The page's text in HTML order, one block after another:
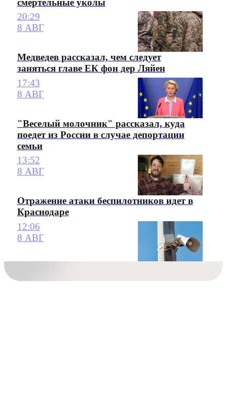
20:29
8 АВГ
Медведев рассказал, чем следует
заняться главе ЕК фон дер Ляйен
17:43
8 АВГ
"Веселый молочник" рассказал, куда
поедет из России в случае депортации
семьи
13:52
8 АВГ
Отражение атаки беспилотников идет в
Краснодаре
12:06
8 АВГ